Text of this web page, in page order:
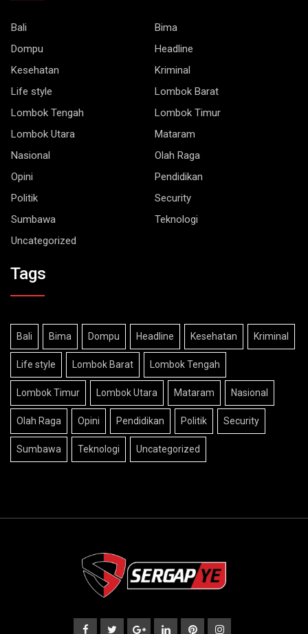
Bali
Bima
Dompu
Headline
Kesehatan
Kriminal
Life style
Lombok Barat
Lombok Tengah
Lombok Timur
Lombok Utara
Mataram
Nasional
Olah Raga
Opini
Pendidikan
Politik
Security
Sumbawa
Teknologi
Uncategorized
Tags
Bali Bima Dompu Headline Kesehatan Kriminal
Life style Lombok Barat Lombok Tengah
Lombok Timur Lombok Utara Mataram Nasional
Olah Raga Opini Pendidikan Politik Security
Sumbawa Teknologi Uncategorized